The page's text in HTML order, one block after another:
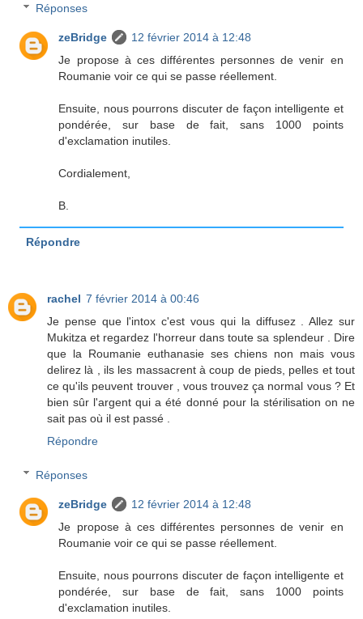
Réponses
zeBridge
12 février 2014 à 12:48
Je propose à ces différentes personnes de venir en
Roumanie voir ce qui se passe réellement.
Ensuite, nous pourrons discuter de façon intelligente et
pondérée, sur base de fait, sans 1000 points
d'exclamation inutiles.
Cordialement,
B.
Répondre
rachel 7 février 2014 à 00:46
Je pense que l'intox c'est vous qui la diffusez . Allez sur
Mukitza et regardez l'horreur dans toute sa splendeur . Dire
que la Roumanie euthanasie ses chiens non mais vous
delirez là , ils les massacrent à coup de pieds, pelles et tout
ce qu'ils peuvent trouver , vous trouvez ça normal vous ? Et
bien sûr l'argent qui a été donné pour la stérilisation on ne
sait pas où il est passé .
Répondre
Réponses
zeBridge
12 février 2014 à 12:48
Je propose à ces différentes personnes de venir en
Roumanie voir ce qui se passe réellement.
Ensuite, nous pourrons discuter de façon intelligente et
pondérée, sur base de fait, sans 1000 points
d'exclamation inutiles.